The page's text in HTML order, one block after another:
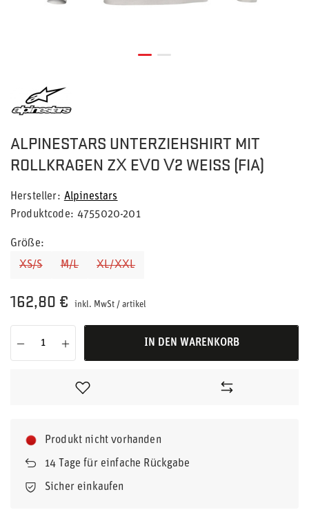
ALPINESTARS UNTERZIEHSHIRT MIT
ROLLKRAGEN ZX EVO V2 WEISS (FIA)
Hersteller
Alpinestars
Produktcode
4755020-201
Größe
XS/S
M/L XL/XXL
162,80 € inkl. MwSt / artikel
IN DEN WARENKORB
Produkt nicht vorhanden
14 Tage für einfache Rückgabe
Sicher einkaufen